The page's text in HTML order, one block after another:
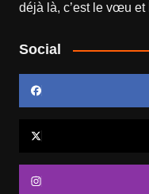
déjà là, c’est le vœu
Social